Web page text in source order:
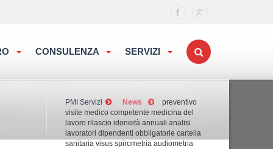
CONSULENZA SERVIZI
PMI Servizi News
preventivo
visite medico competente medicina del
lavoro rilascio idoneità annuali analisi
lavoratori dipendenti obbligatorie cartella
sanitaria visus spirometria audiometria